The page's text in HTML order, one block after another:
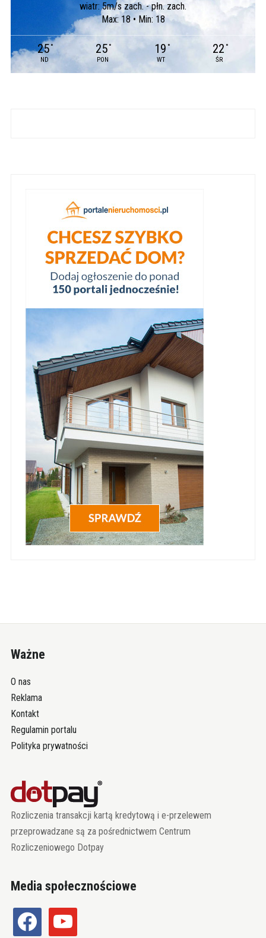
wiatr: 5m/s zach. - płn. zach.
Max: 18 • Min: 18
25 °
ND
25 °
PON
19 °
WT
22 °
ŚR
Ważne
O nas
Reklama
Kontakt
Regulamin portalu
Polityka prywatności
Rozliczenia transakcji kartą kredytową i e-przelewem
przeprowadzane są za pośrednictwem Centrum
Rozliczeniowego Dotpay
Media społecznościowe
facebook youtube